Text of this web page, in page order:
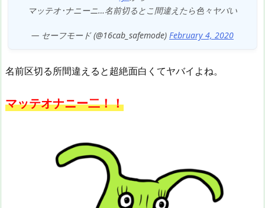
マッテオ･ナニーニ…名前切るとこ間違えたら色々ヤバい
— セーフモード (@16cab_safemode) February 4, 2020
名前区切る所間違えると超絶面白くてヤバイよね。
マッテオナニー二！！